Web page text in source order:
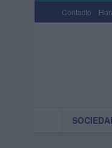
Contacto